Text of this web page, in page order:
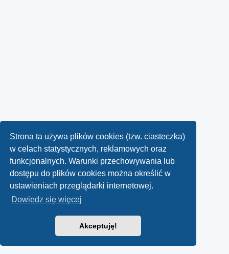
Strona ta używa plików cookies (tzw. ciasteczka)
w celach statystycznych, reklamowych oraz
funkcjonalnych. Warunki przechowywania lub
dostępu do plików cookies można określić w
ustawieniach przeglądarki internetowej.
Dowiedz się więcej
Akceptuję!